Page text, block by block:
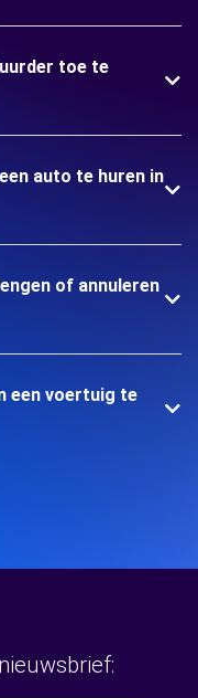
toe te
auto te huren in
of annuleren
een voertuig te